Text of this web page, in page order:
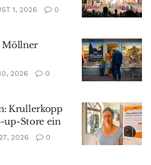
1, 2026
0
Möllner
2026
0
Krullerkopp
up-Store ein
2026
0